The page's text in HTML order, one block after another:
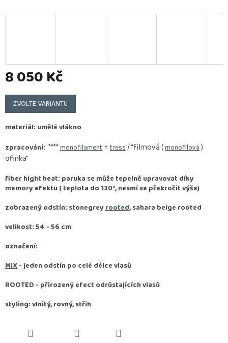
8 050 Kč
Měrná
cena:
ZVOLTE VARIANTU
materiál: umělé vlákno
zpracování: ****monofilament+tress/ "filmová (monofilová)
ofinka"
fiber hight heat: paruka se může tepelně upravovat díky
memory efektu ( teplota do 130°, nesmí se překročit výše)
zobrazený odstín: stonegreyrooted, sahara beige rooted
velikost: 54 - 56 cm
označení:
MIX- jeden odstín po celé délce vlasů
ROOTED - přirozený efect odrůstajících vlasů
styling: vlnitý, rovný, střih